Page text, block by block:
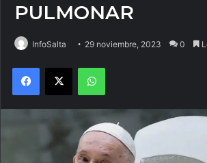
PULMONAR
InfoSalta 29 noviembre, 2023 0
Facebook
X WhatsApp